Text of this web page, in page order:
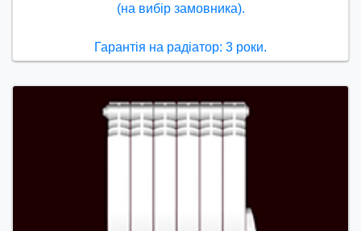
(на вибір замовника).
Гарантія на радіатор: 3 роки.